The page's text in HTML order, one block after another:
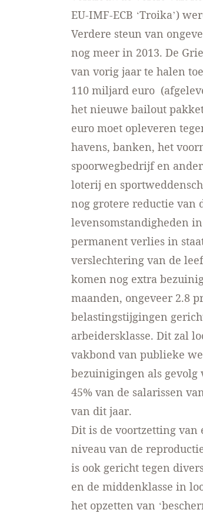
EU-IMF-ECB ‘Troika’)
Verdere steun van
nog meer in 2013. De
van vorig jaar te halen
110 miljard euro
het nieuwe bailout
euro moet opleveren
havens, banken, het
spoorwegbedrijf en
loterij en
nog grotere reductie van
levensomstandigheden
permanent verlies in
verslechtering van de
komen nog extra
maanden, ongeveer 2.8
belastingstijgingen
arbeidersklasse. Dit zal
vakbond van publieke
bezuinigingen als gevolg
45% van de salarissen
van dit jaar.
Dit is de voortzetting van
niveau van de
is ook gericht tegen
en de middenklasse in
het opzetten van